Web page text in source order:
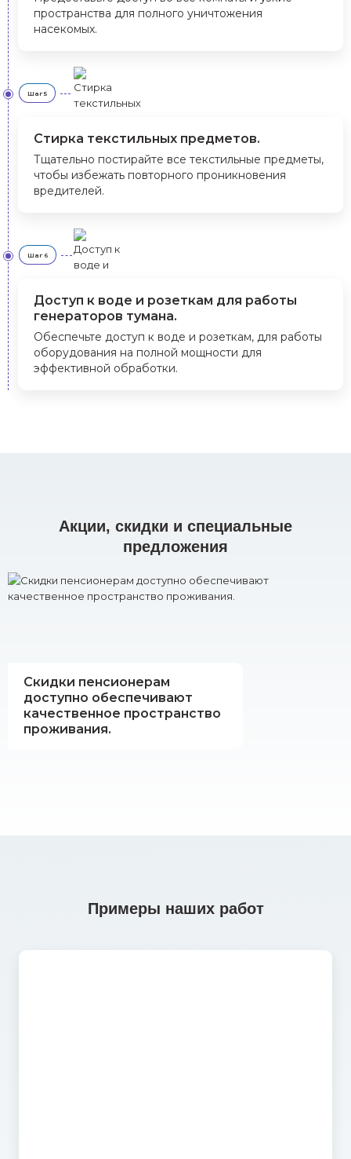
пространства для полного уничтожения
насекомых.
Шаг 5
Стирка текстильных предметов.
Тщательно постирайте все текстильные предметы,
чтобы избежать повторного проникновения
вредителей.
Шаг 6
Доступ к воде и розеткам для работы
генераторов тумана.
Обеспечьте доступ к воде и розеткам, для работы
оборудования на полной мощности для
эффективной обработки.
Акции, скидки и специальные
предложения
Скидки пенсионерам
доступно обеспечивают
качественное пространство
проживания.
Примеры наших работ